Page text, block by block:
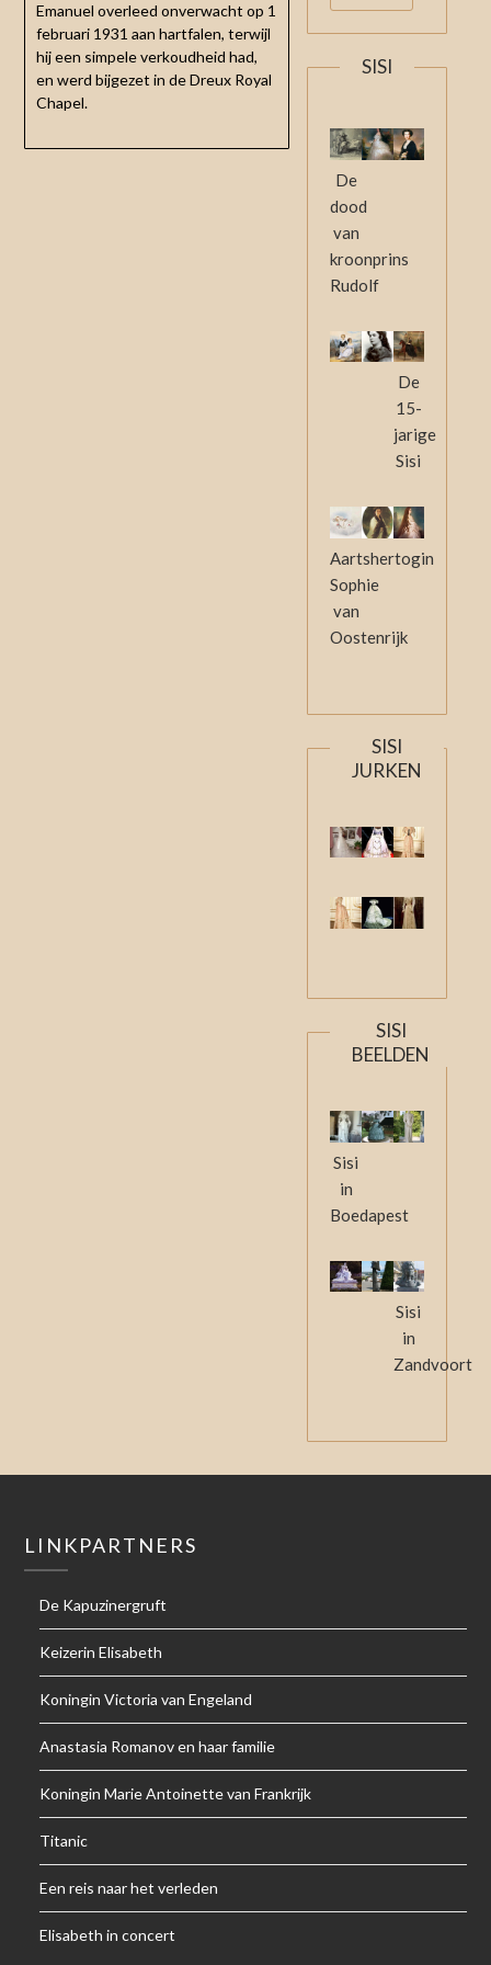
Emanuel overleed onverwacht op 1
februari 1931 aan hartfalen, terwijl
hij een simpele verkoudheid had,
en werd bijgezet in de Dreux Royal
Chapel.
SISI
De
dood
van
kroonprins
Rudolf
De
15-
jarige
Sisi
Aartshertogin
Sophie
van
Oostenrijk
SISI
JURKEN
SISI
BEELDEN
Sisi
in
Boedapest
Sisi
in
Zandvoort
LINKPARTNERS
De Kapuzinergruft
Keizerin Elisabeth
Koningin Victoria van Engeland
Anastasia Romanov en haar familie
Koningin Marie Antoinette van Frankrijk
Titanic
Een reis naar het verleden
Elisabeth in concert